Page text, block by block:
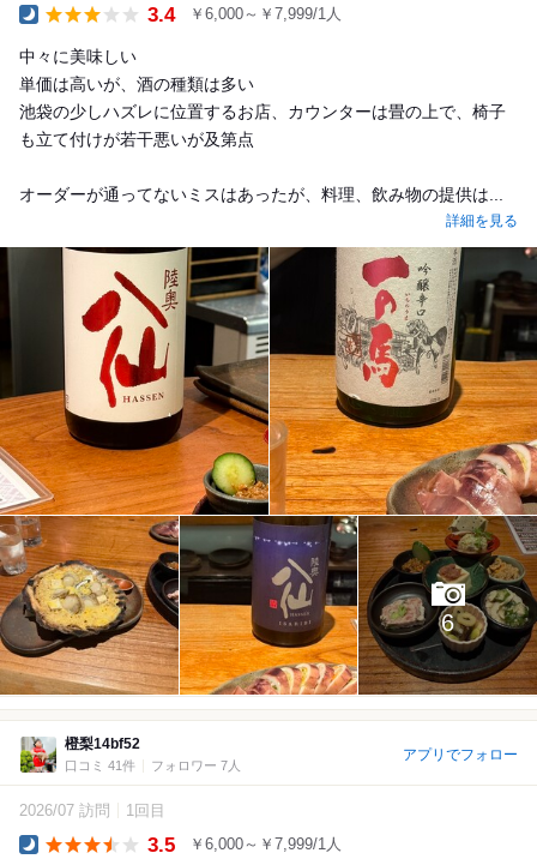
3.4 ￥6,000～￥7,999/1人
中々に美味しい
単価は高いが、酒の種類は多い
池袋の少しハズレに位置するお店、カウンターは畳の上で、椅子
も立て付けが若干悪いが及第点
オーダーが通ってないミスはあったが、料理、飲み物の提供は...
詳細を見る
6
橙梨14bf52
口コミ 41件 フォロワー 7人
アプリでフォロー
2026/07 訪問 1回目
3.5 ￥6,000～￥7,999/1人